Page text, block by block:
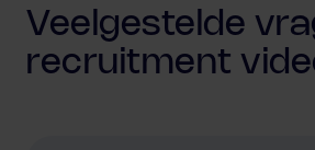
Veelgestelde
recruitment